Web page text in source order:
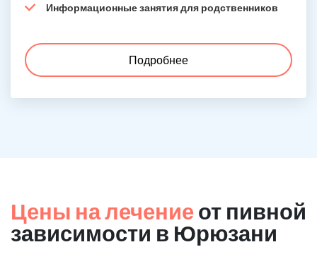
Информационные занятия для родственников
Подробнее
Цены на лечение от пивной
зависимости в Юрюзани